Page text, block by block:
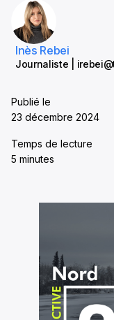
Inès Rebei
Journaliste |
Publié le
23 décembre 2024
Temps de lecture
5 minutes